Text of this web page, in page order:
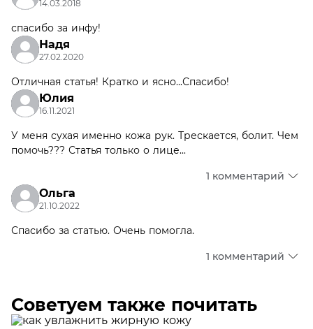
14.03.2018
спасибо за инфу!
Надя
27.02.2020
Отличная статья! Кратко и ясно...Спасибо!
Юлия
16.11.2021
У меня сухая именно кожа рук. Трескается, болит. Чем
помочь??? Статья только о лице...
1 комментарий
Ольга
21.10.2022
Спасибо за статью. Очень помогла.
1 комментарий
Советуем также почитать